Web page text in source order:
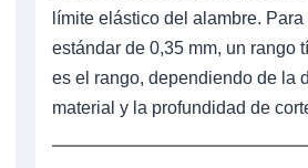
límite elástico del alambre.
estándar de 0,35 mm, un rango
es el rango, dependiendo de la
material y la profundidad de